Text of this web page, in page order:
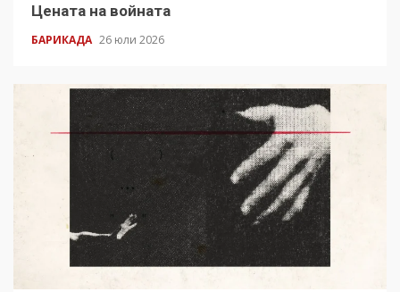
Цената на войната
БАРИКАДА 26 юли 2026